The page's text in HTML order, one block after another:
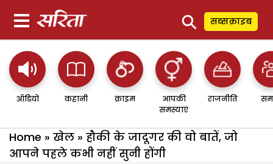
⚲ सब्सक्राइब
ऑडियो कहानी क्राइम
आपकी
समस्याएं
राजनीति
Home » खेल » हौकी के जादूगर की वो बातें, जो
आपने पहले कभी नहीं सुनी होंगी